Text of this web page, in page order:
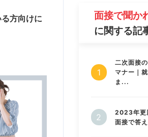
方向けに
面接で聞か
に関する記
二次面接
マナー｜
ま...
2023年更
面接で答